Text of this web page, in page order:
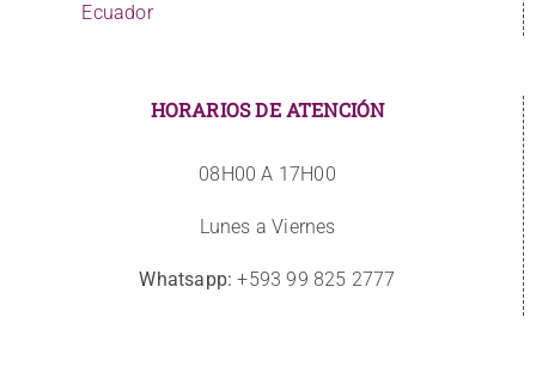
Ecuador
HORARIOS DE ATENCIÓN
08H00 A 17H00
Lunes a Viernes
Whatsapp: +593 99 825 2777